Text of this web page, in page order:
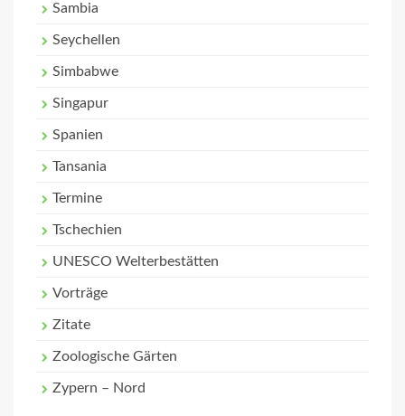
Sambia
Seychellen
Simbabwe
Singapur
Spanien
Tansania
Termine
Tschechien
UNESCO Welterbestätten
Vorträge
Zitate
Zoologische Gärten
Zypern – Nord